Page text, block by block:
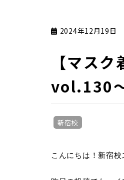
2024年12月19日
【マス
vol.130
新宿校
こんにちは！新宿校